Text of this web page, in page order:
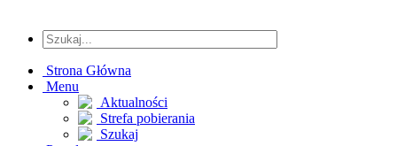
Strona Główna
Menu
Aktualności
Strefa pobierania
Szukaj